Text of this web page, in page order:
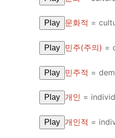
Play 문화적 =
Play 민주(주의) =
Play 민주적 =
Play 개인 =
Play 개인적 =